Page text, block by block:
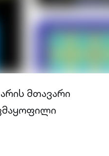
მთავარი